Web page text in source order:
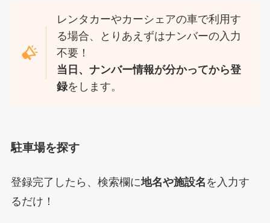
レンタカーやカーシェアの車で利用す
る場合、とりあえずはナンバーの入力
不要！
当日、ナンバー情報が分かってから登
録をします。
駐車場を探す
登録完了したら、検索欄に地名や施設名 を入力す
るだけ！